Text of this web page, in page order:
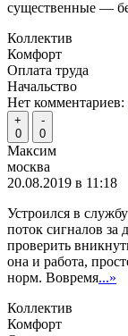
существенные —
Коллектив
Комфорт
Оплата труда
Начальство
Нет комментариев:
+
0
-
0
Максим
москва
20.08.2019 в 11:18
Устроился в
поток сигналов
проверить
она и работа,
норм. Вовремя...»
Коллектив
Комфорт